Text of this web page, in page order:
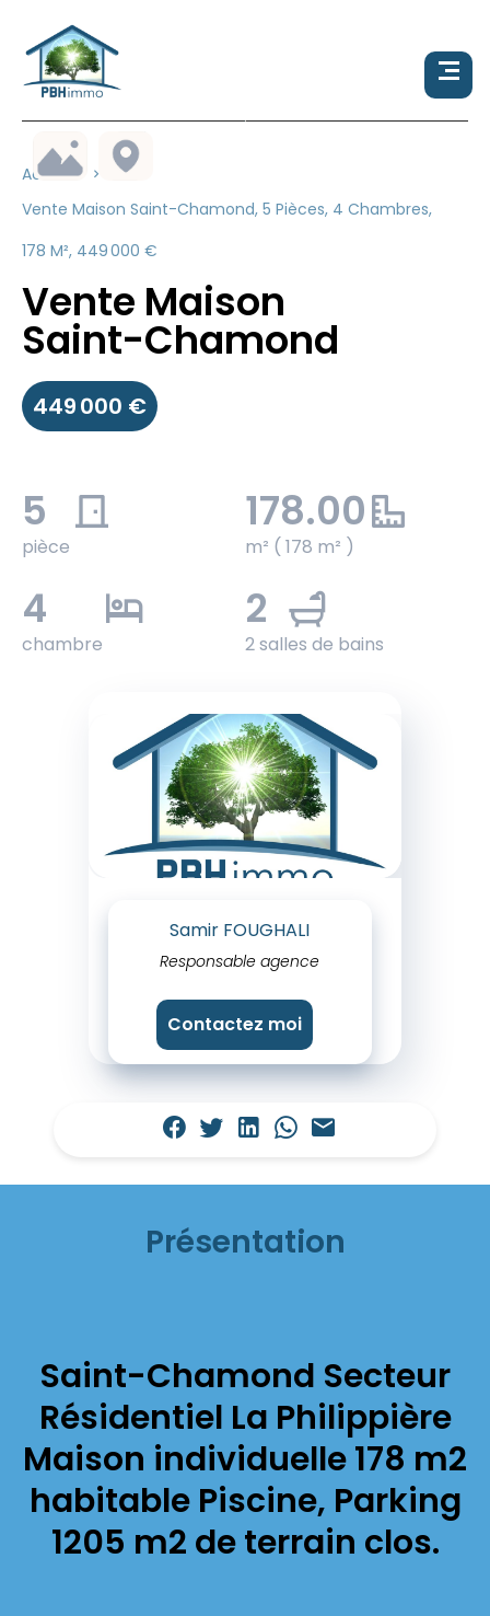
Accueil
Vente Maison Saint-Chamond, 5 Pièces, 4 Chambres,
178 M², 449 000 €
Vente Maison
Saint-Chamond
449 000 €
5
pièce
178.00
m² ( 178 m² )
4
chambre
2
2 salles de bains
Samir FOUGHALI
Responsable agence
Contactez moi
Présentation
Saint-Chamond Secteur
Résidentiel La Philippière
Maison individuelle 178 m2
habitable Piscine, Parking
1205 m2 de terrain clos.